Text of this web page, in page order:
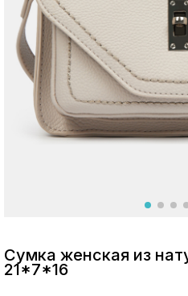
Москва
Сумка женская из
21*7*16